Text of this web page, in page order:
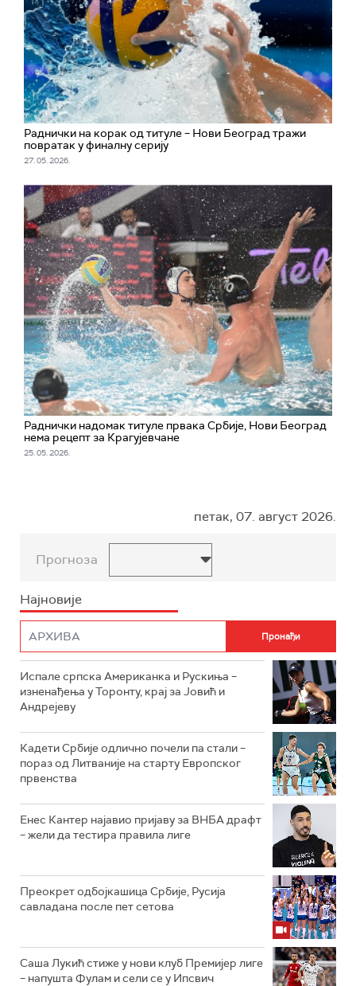
Раднички на корак од титуле – Нови Београд тражи
повратак у финалну серију
27. 05. 2026.
Раднички надомак титуле првака Србије, Нови Београд
нема рецепт за Крагујевчане
25. 05. 2026.
петак, 07. август 2026.
Прогноза
Најновије
Испале српска Американка и Рускиња –
изненађења у Торонту, крај за Јовић и
Андрејеву
Кадети Србије одлично почели па стали –
пораз од Литваније на старту Европског
првенства
Енес Кантер најавио пријаву за ВНБА драфт
– жели да тестира правила лиге
Преокрет одбојкашица Србије, Русија
савладана после пет сетова
Саша Лукић стиже у нови клуб Премијер лиге
– напушта Фулам и сели се у Ипсвич